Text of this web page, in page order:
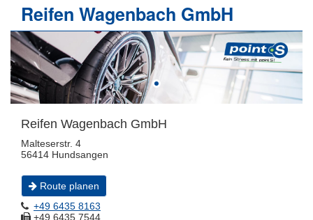
Reifen Wagenbach GmbH
Reifen Wagenbach GmbH
Malteserstr. 4
56414 Hundsangen
Route planen
+49 6435 8163
+49 6435 7544